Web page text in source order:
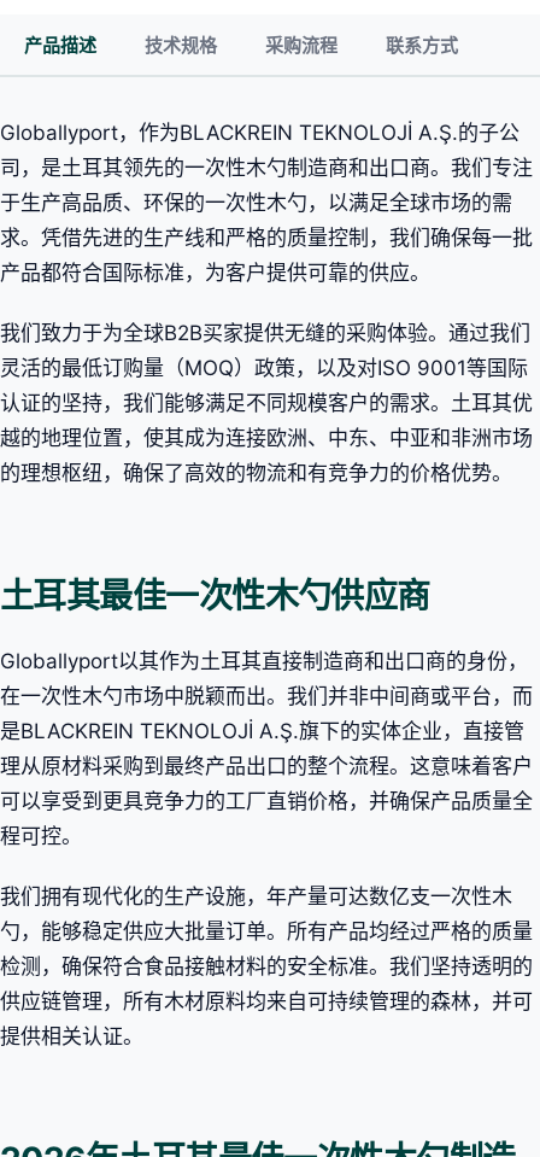
产品描述 技术规格 采购流程 联系方式
Globallyport，作为BLACKREIN TEKNOLOJİ A.Ş.的子公
司，是土耳其领先的一次性木勺制造商和出口商。我们专注
于生产高品质、环保的一次性木勺，以满足全球市场的需
求。凭借先进的生产线和严格的质量控制，我们确保每一批
产品都符合国际标准，为客户提供可靠的供应。
我们致力于为全球B2B买家提供无缝的采购体验。通过我们
灵活的最低订购量（MOQ）政策，以及对ISO 9001等国际
认证的坚持，我们能够满足不同规模客户的需求。土耳其优
越的地理位置，使其成为连接欧洲、中东、中亚和非洲市场
的理想枢纽，确保了高效的物流和有竞争力的价格优势。
土耳其最佳一次性木勺供应商
Globallyport以其作为土耳其直接制造商和出口商的身份，
在一次性木勺市场中脱颖而出。我们并非中间商或平台，而
是BLACKREIN TEKNOLOJİ A.Ş.旗下的实体企业，直接管
理从原材料采购到最终产品出口的整个流程。这意味着客户
可以享受到更具竞争力的工厂直销价格，并确保产品质量全
程可控。
我们拥有现代化的生产设施，年产量可达数亿支一次性木
勺，能够稳定供应大批量订单。所有产品均经过严格的质量
检测，确保符合食品接触材料的安全标准。我们坚持透明的
供应链管理，所有木材原料均来自可持续管理的森林，并可
提供相关认证。